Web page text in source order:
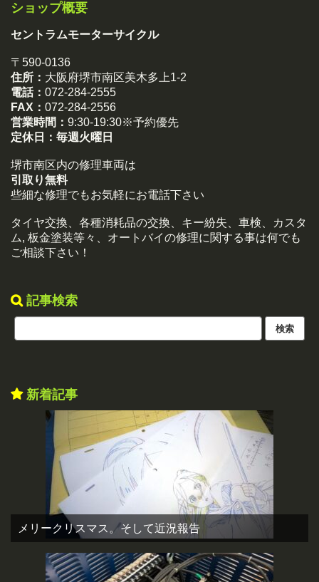
ショップ概要
セントラムモーターサイクル
〒590-0136
住所： 大阪府堺市南区美木多上1-2
電話： 072-284-2555
FAX： 072-284-2556
営業時間： 9:30-19:30※予約優先
定休日： 毎週火曜日
堺市南区内の修理車両は
引取り無料
些細な修理でもお気軽にお電話下さい
タイヤ交換、各種消耗品の交換、キー紛失、車検、カスタ
ム, 板金塗装等々、オートバイの修理に関する事は何でも
ご相談下さい！
記事検索
新着記事
メリークリスマス。そして近況報告